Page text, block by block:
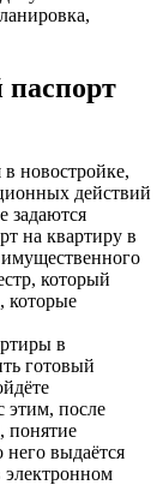
новостройке,
действий
задаются
на квартиру в
который
которые
в
готовый
этим, после
понятие
выдаётся